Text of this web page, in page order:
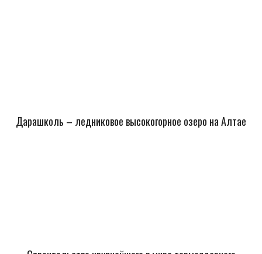
Дарашколь – ледниковое высокогорное озеро на Алтае